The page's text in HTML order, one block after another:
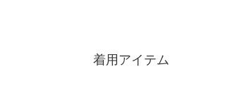
着用アイテム